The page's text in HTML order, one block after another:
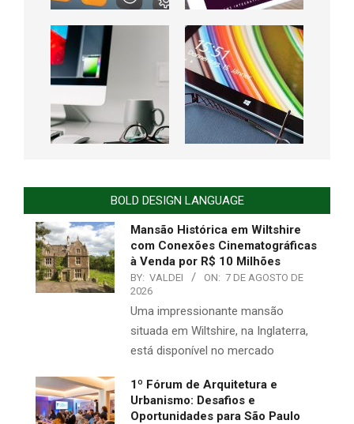
BOLD DESIGN LANGUAGE
Mansão Histórica em Wiltshire
com Conexões Cinematográficas
à Venda por R$ 10 Milhões
BY: VALDEI ON: 7 DE AGOSTO DE
2026
Uma impressionante mansão
situada em Wiltshire, na Inglaterra,
está disponível no mercado
1º Fórum de Arquitetura e
Urbanismo: Desafios e
Oportunidades para São Paulo